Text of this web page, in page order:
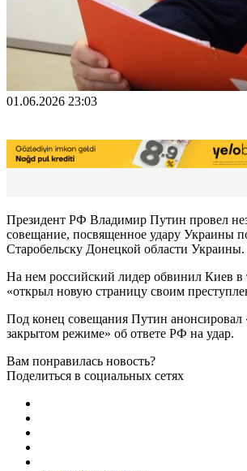
01.06.2026 23:03
Президент РФ Владимир Путин провел
совещание, посвященное удару Украины
Старобельску Донецкой области Украины.
На нем российский лидер обвинил Киев в
«открыл новую страницу своим
Под конец совещания Путин анонсировал
закрытом режиме» об ответе РФ на удар.
Вам понравилась новость?
Поделиться в социальных сетях